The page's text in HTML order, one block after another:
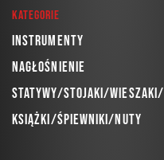
Kategorie
Instrumenty
Nagłośnienie
Statywy/Stojaki/Wieszaki/
Książki/Śpiewniki/Nuty